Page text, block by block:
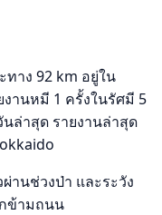
ทาง 92 km อยู่ใน
านหมี 1 ครั้งในรัศมี 5
ล่าสุด รายงานล่าสุด
านช่วงป่า และระวัง
ข้ามถนน